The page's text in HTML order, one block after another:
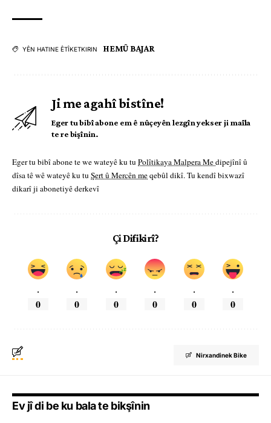
YÊN HATINE ÊTÎKETKIRIN HEMÛ BAJAR
Ji me agahî bistîne!
Eger tu bibî abone em ê nûçeyên lezgîn yekser ji maîla
te re bişînin.
Eger tu bibî abone te we wateyê ku tu Polîtikaya Malpera Medipejînî û
dîsa tê wê wateyê ku tu Şert û Mercên meqebûl dikî. Tu kendî bixwazî
dikarî ji abonetiyê derkevî
Çi Difikirî?
.
0
.
0
.
0
.
0
.
0
.
0
Nirxandinek Bike
Ev jî di be ku bala te bikşînin